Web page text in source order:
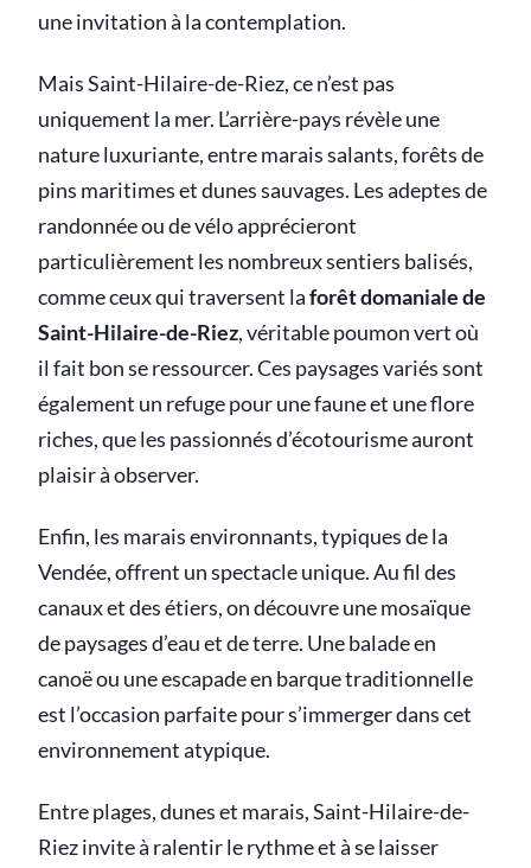
une invitation à la contemplation.
Mais Saint-Hilaire-de-Riez, ce n’est pas
uniquement la mer. L’arrière-pays révèle une
nature luxuriante, entre marais salants, forêts de
pins maritimes et dunes sauvages. Les adeptes de
randonnée ou de vélo apprécieront
particulièrement les nombreux sentiers balisés,
comme ceux qui traversent laforêt domaniale de
Saint-Hilaire-de-Riez, véritable poumon vert où
il fait bon se ressourcer. Ces paysages variés sont
également un refuge pour une faune et une flore
riches, que les passionnés d’écotourisme auront
plaisir à observer.
Enfin, les marais environnants, typiques de la
Vendée, offrent un spectacle unique. Au fil des
canaux et des étiers, on découvre une mosaïque
de paysages d’eau et de terre. Une balade en
canoë ou une escapade en barque traditionnelle
est l’occasion parfaite pour s’immerger dans cet
environnement atypique.
Entre plages, dunes et marais, Saint-Hilaire-de-
Riez invite à ralentir le rythme et à se laisser